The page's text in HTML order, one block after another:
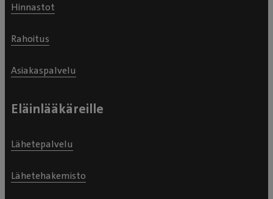
Hinnastot
Rahoitus
Asiakaspalvelu
Eläinlääkäreille
Lähetepalvelu
Lähetehakemisto